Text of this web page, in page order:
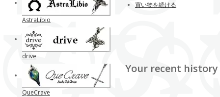
買い物を続ける
Your recent history
AstraLibio
drive
QueCrave